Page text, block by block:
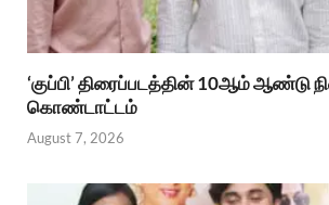
‘குப்பி’ திரைப்படத்தின் 10ஆம் ஆண்டு
கொண்டாட்டம்
August 7, 2026